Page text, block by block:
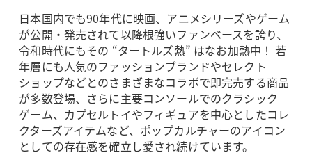
日本国内でも90年代に映画、アニメシリーズやゲーム
が公開・発売されて以降根強いファンベースを誇り、
令和時代にもその “タートルズ熱” はなお加熱中！ 若
年層にも人気のファッションブランドやセレクト
ショップなどとのさまざまなコラボで即完売する商品
が多数登場、さらに主要コンソールでのクラシック
ゲーム、カプセルトイやフィギュアを中心としたコレ
クターズアイテムなど、ポップカルチャーのアイコン
としての存在感を確立し愛され続けています。